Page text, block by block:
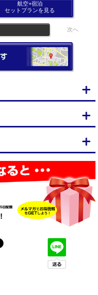
航空+宿泊
セットプランを見る
次へ